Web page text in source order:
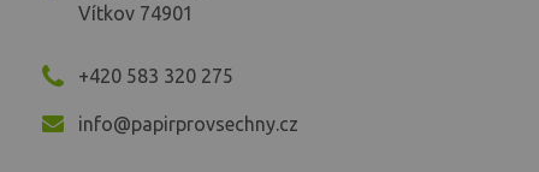
Vítkov 74901
+420 583 320 275
info@papirprovsechny.cz